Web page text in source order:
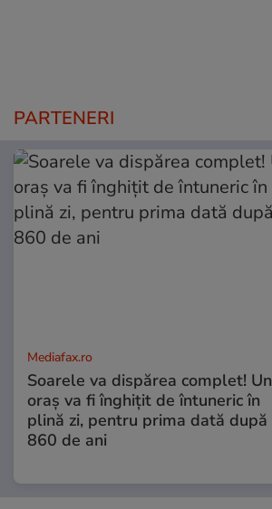
PARTENERI
Mediafax.ro
Soarele va dispărea complet! Un
oraș va fi înghițit de întuneric în
plină zi, pentru prima dată după
860 de ani